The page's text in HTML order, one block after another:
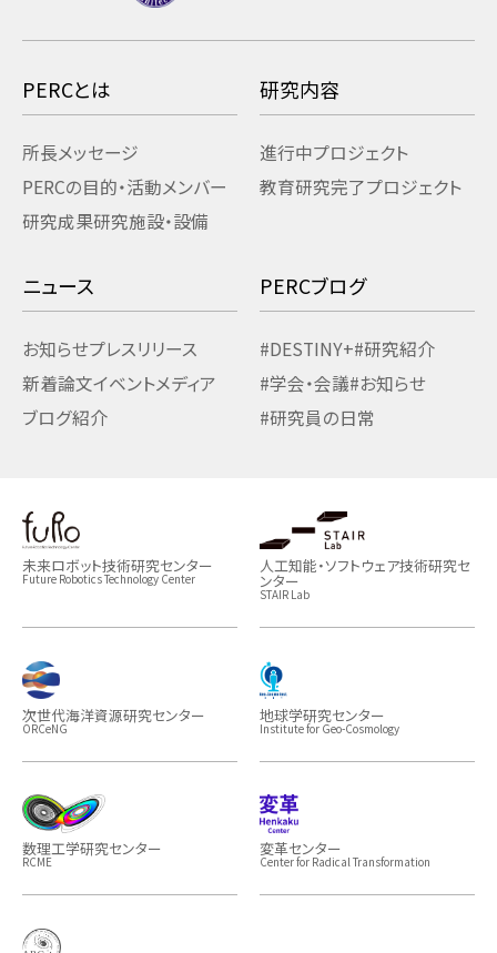
PERCとは
所長メッセージ
PERCの目的・活動メンバー
研究成果研究施設・設備
研究内容
進行中プロジェクト
教育研究完了プロジェクト
ニュース
お知らせプレスリリース
新着論文イベントメディア
ブログ紹介
PERCブログ
#DESTINY+#研究紹介
#学会・会議#お知らせ
#研究員の日常
未来ロボット技術研究センター
Future Robotics Technology Center
人工知能・ソフトウェア技術研究セ
ンター
STAIR Lab
次世代海洋資源研究センター
ORCeNG
地球学研究センター
Institute for Geo-Cosmology
数理工学研究センター
RCME
変革センター
Center for Radical Transformation